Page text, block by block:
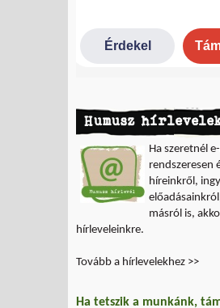
Humusz
Ha szeretnél
rendszeresen
híreinkről,
másról is,
hírleveleinkre.
Tovább a hírlevelekhez >>
Ha tetszik a munkánk,